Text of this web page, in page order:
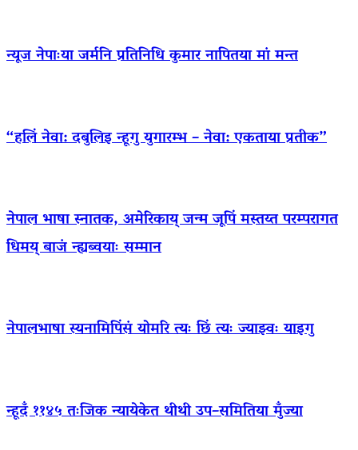
न्यूज नेपाःया जर्मनि प्रतिनिधि कुमार नापितया मां मन्त
“हलिं नेवा: दबुलिइ न्हूगु युगारम्भ – नेवा: एकताया प्रतीक”
नेपाल भाषा स्नातक, अमेरिकाय् जन्म जूपिं मस्तय्त परम्परागत
धिमय् बाजं न्ह्यब्वयाः सम्मान
नेपालभाषा स्यनामिपिंसं योमरि त्यः छिं त्यः ज्याझ्वः याइगु
न्हूदँ ११४५ तःजिक न्यायेकेत थीथी उप–समितिया मुँज्या